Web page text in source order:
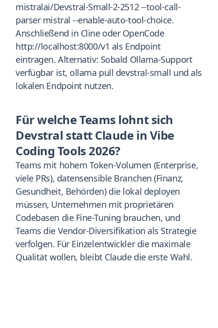
mistralai/Devstral-Small-2-2512 --tool-call-
parser mistral --enable-auto-tool-choice.
Anschließend in Cline oder OpenCode
http://localhost:8000/v1 als Endpoint
eintragen. Alternativ: Sobald Ollama-Support
verfügbar ist, ollama pull devstral-small und als
lokalen Endpoint nutzen.
Für welche Teams lohnt sich
Devstral statt Claude in Vibe
Coding Tools 2026?
Teams mit hohem Token-Volumen (Enterprise,
viele PRs), datensensible Branchen (Finanz,
Gesundheit, Behörden) die lokal deployen
müssen, Unternehmen mit proprietären
Codebasen die Fine-Tuning brauchen, und
Teams die Vendor-Diversifikation als Strategie
verfolgen. Für Einzelentwickler die maximale
Qualität wollen, bleibt Claude die erste Wahl.